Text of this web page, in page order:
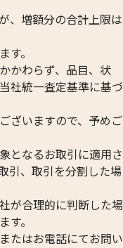
、増額分の合計上限は
。
かわらず、品目、状
社統一査定基準に基づ
ざいますので、予めご
となるお取引に適用さ
引、取引を分割した場
が合理的に判断した場
。
たはお電話にてお問い